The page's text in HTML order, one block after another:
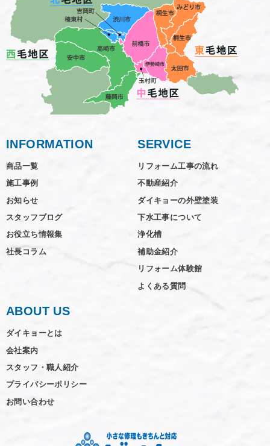
INFORMATION
商品一覧
施工事例
お知らせ
スタッフブログ
お役立ち情報集
社長コラム
SERVICE
リフォーム工事の流れ
不動産紹介
ダイキョーの外壁塗装
下水工事について
浄化槽
補助金紹介
リフォーム体験館
よくある質問
ABOUT US
ダイキョーとは
会社案内
スタッフ・職人紹介
プライバシーポリシー
お問い合わせ